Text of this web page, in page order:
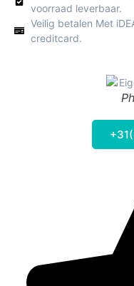
voorraad leverbaar.
Veilig betalen Met
creditcard.